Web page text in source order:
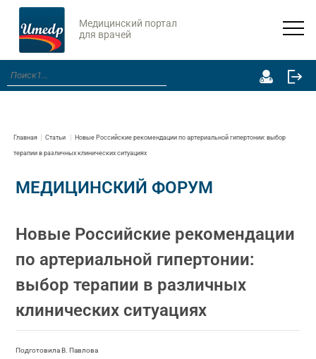
Медицинский портал
для врачей
Главная Статьи Новые Российские рекомендации по артериальной гипертонии: выбор
терапии в различных клинических ситуациях
МЕДИЦИНСКИЙ ФОРУМ
Новые Российские рекомендации
по артериальной гипертонии:
выбор терапии в различных
клинических ситуациях
Подготовила В. Павлова